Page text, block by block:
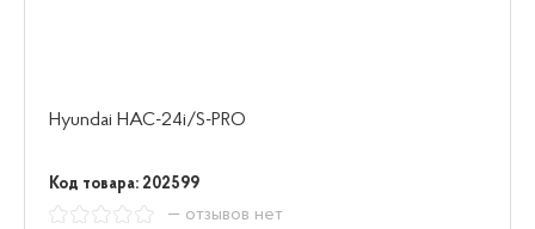
Hyundai HAC-24i/S-PRO
Код товара: 202599
— отзывов нет